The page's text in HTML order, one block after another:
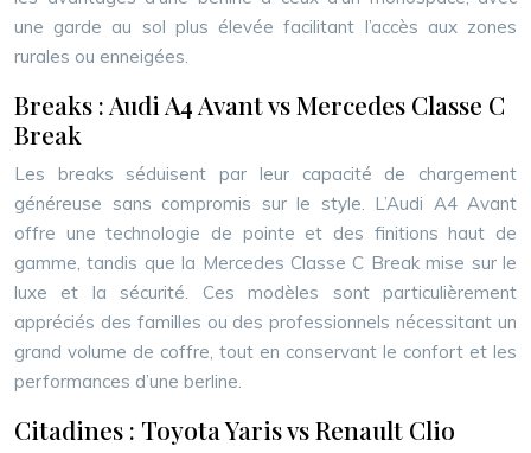
une garde au sol plus élevée facilitant l’accès aux zones
rurales ou enneigées.
Breaks : Audi A4 Avant vs Mercedes Classe C
Break
Les breaks séduisent par leur capacité de chargement
généreuse sans compromis sur le style. L’Audi A4 Avant
offre une technologie de pointe et des finitions haut de
gamme, tandis que la Mercedes Classe C Break mise sur le
luxe et la sécurité. Ces modèles sont particulièrement
appréciés des familles ou des professionnels nécessitant un
grand volume de coffre, tout en conservant le confort et les
performances d’une berline.
Citadines : Toyota Yaris vs Renault Clio